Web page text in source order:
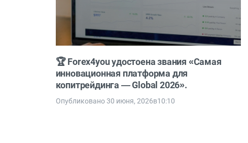
🏆 Forex4you удостоена звания «Самая
инновационная платформа для
копитрейдинга — Global 2026».
Опубликовано 30 июня, 2026в10:10